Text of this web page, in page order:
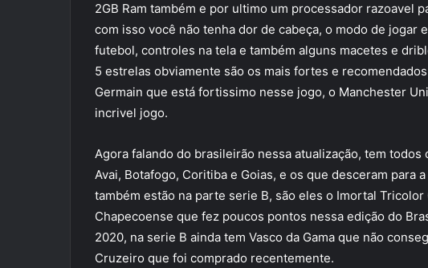
2GB Ram também e por ultimo um processador razoavel
com isso você não tenha dor de cabeça, o modo de jogar
futebol, controles na tela e também alguns macetes e
5 estrelas obviamente são os mais fortes e
Germain que está fortissimo nesse jogo, o Manchester
incrivel jogo.
Agora falando do brasileirão nessa atualização, tem
Avai, Botafogo, Coritiba e Goias, e os que desceram para
também estão na parte serie B, são eles o Imortal
Chapecoense que fez poucos pontos nessa edição do
2020, na serie B ainda tem Vasco da Gama que não
Cruzeiro que foi comprado recentemente.